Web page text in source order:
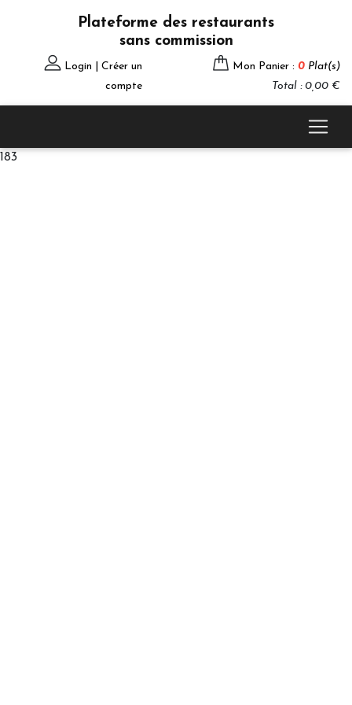
Plateforme des restaurants
sans commission
Login | Créer un
compte
Mon Panier : 0 Plat(s)
Total : 0,00 €
183